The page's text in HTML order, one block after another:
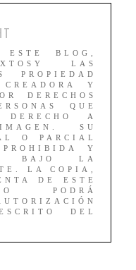
BLOG,
LAS
PROPIEDAD
Y
DERECHOS
QUE
DERECHO A
SU
O PARCIAL
Y
BAJO LA
LA COPIA,
DE ESTE
PODRÁ
DEL